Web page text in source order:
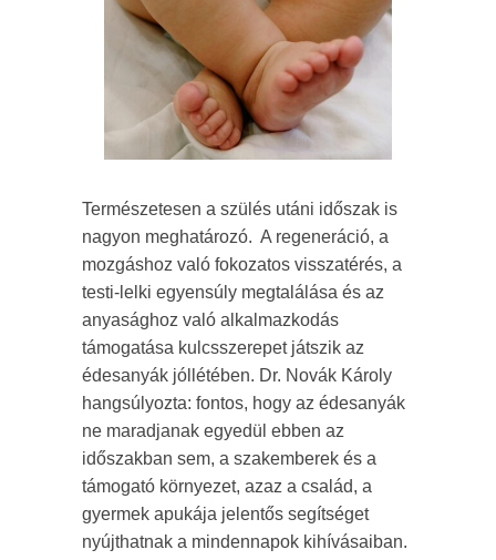
Természetesen a szülés utáni időszak is
nagyon meghatározó. A regeneráció, a
mozgáshoz való fokozatos visszatérés, a
testi-lelki egyensúly megtalálása és az
anyasághoz való alkalmazkodás
támogatása kulcsszerepet játszik az
édesanyák jóllétében. Dr. Novák Károly
hangsúlyozta: fontos, hogy az édesanyák
ne maradjanak egyedül ebben az
időszakban sem, a szakemberek és a
támogató környezet, azaz a család, a
gyermek apukája jelentős segítséget
nyújthatnak a mindennapok kihívásaiban.